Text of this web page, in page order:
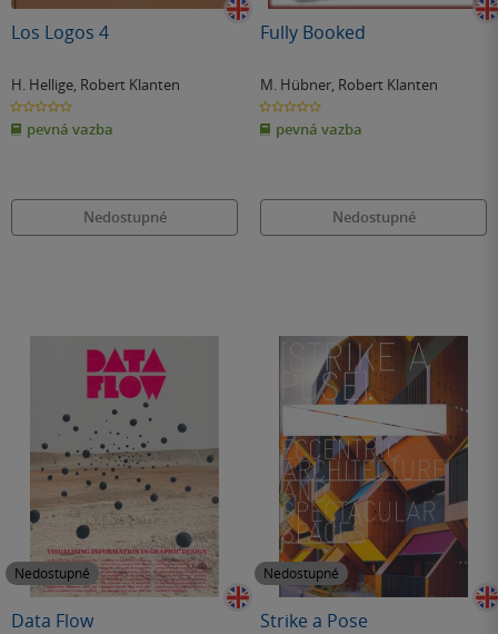
Los Logos 4
H. Hellige, Robert Klanten
0.0
z
5
hvězdiček
pevná vazba
Nedostupné
Fully Booked
M. Hübner, Robert Klanten
0.0
z
5
hvězdiček
pevná vazba
Nedostupné
Nedostupné
Data Flow
Nedostupné
Strike a Pose